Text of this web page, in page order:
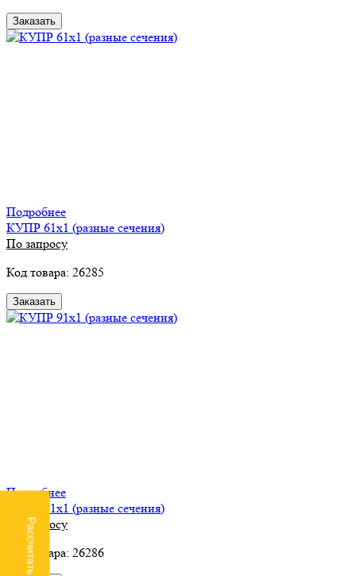
Заказать
Подробнее
КУПР 61х1 (разные сечения)
По запросу
Код товара: 26285
Заказать
Подробнее
КУПР 91х1 (разные сечения)
По запросу
Код товара: 26286